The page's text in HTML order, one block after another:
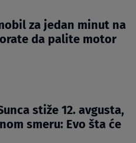
za jedan minut na
da palite motor
stiže 12. avgusta,
smeru: Evo šta će